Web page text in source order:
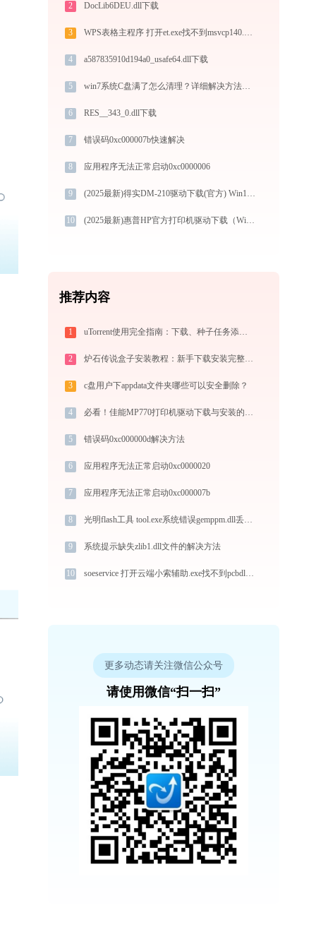
2 DocLib6DEU.dll下载
3 WPS表格主程序 打开et.exe找不到msvcp140.dll怎么办
4 a587835910d194a0_usafe64.dll下载
5 win7系统C盘满了怎么清理？详细解决方法解析
6 RES__343_0.dll下载
7 错误码0xc000007b快速解决
8 应用程序无法正常启动0xc0000006
9 (2025最新)得实DM-210驱动下载(官方) Win10/Win11支持
10 (2025最新)惠普HP官方打印机驱动下载（Win10/Win11）
推荐内容
1 uTorrent使用完全指南：下载、种子任务添加、优化设置与BT客户端对比
2 炉石传说盒子安装教程：新手下载安装完整指南
3 c盘用户下appdata文件夹哪些可以安全删除？
4 必看！佳能MP770打印机驱动下载与安装的正确姿势
5 错误码0xc000000d解决方法
6 应用程序无法正常启动0xc0000020
7 应用程序无法正常启动0xc000007b
8 光明flash工具 tool.exe系统错误gemppm.dll丢失如何解决
9 系统提示缺失zlib1.dll文件的解决方法
10 soeservice 打开云端小索辅助.exe找不到pcbdll怎么办
更多动态请关注微信公众号
请使用微信“扫一扫”